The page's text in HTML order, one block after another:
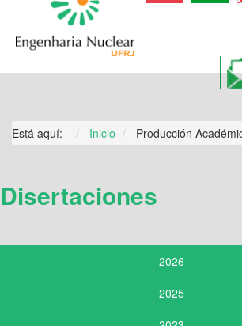
Está aquí: Inicio Producción
Disertaciones
2026
2025